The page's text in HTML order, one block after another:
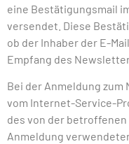
eine Bestätigungsmail
versendet. Diese
ob der Inhaber der E-
Empfang des
Bei der Anmeldung
vom Internet-Service-
des von der
Anmeldung